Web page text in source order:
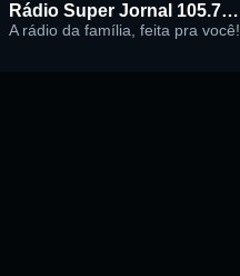
Rádio Super Jornal 105.7 FM
A rádio da família, feita pra você!